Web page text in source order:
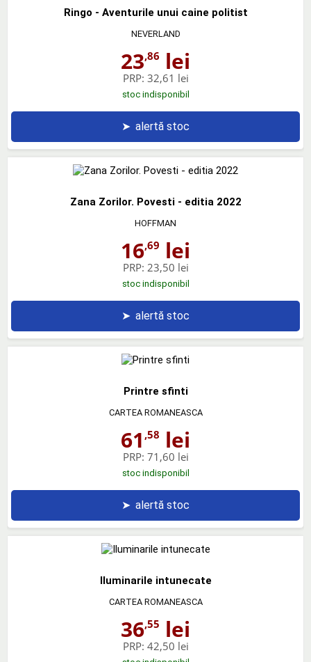
Ringo - Aventurile unui caine politist
NEVERLAND
23,86 lei
PRP: 32,61 lei
stoc indisponibil
➤ alertă stoc
Zana Zorilor. Povesti - editia 2022
HOFFMAN
16,69 lei
PRP: 23,50 lei
stoc indisponibil
➤ alertă stoc
Printre sfinti
CARTEA ROMANEASCA
61 ,58 lei
PRP: 71,60 lei
stoc indisponibil
➤ alertă stoc
Iluminarile intunecate
CARTEA ROMANEASCA
36,55 lei
PRP: 42,50 lei